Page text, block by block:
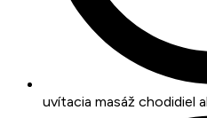
uvítacia masáž chodidiel